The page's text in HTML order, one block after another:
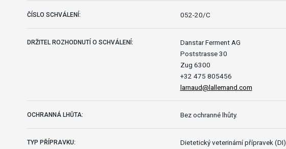
ČÍSLO SCHVÁLENÍ: 052-20/C
DRŽITEL ROZHODNUTÍ O SCHVÁLENÍ:
Danstar Ferment AG
Poststrasse 30
Zug 6300
+32 475 805456
larnaud@lallemand.com
OCHRANNÁ LHŮTA: Bez ochranné lhůty.
TYP PŘÍPRAVKU: Dietetický veterinární přípravek (DI)